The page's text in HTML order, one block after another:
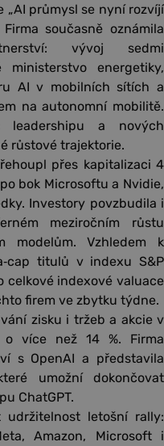
„AI průmysl se nyní rozvíjí
současně oznámila
vývoj sedmi
energetiky,
AI v mobilních sítích a
na autonomní mobilitě.
leadershipu a nových
růstové trajektorie.
přes kapitalizaci 4
bok Microsoftu a Nvidie,
Investory povzbudila i
meziročním růstu
modelům. Vzhledem k
titulů v indexu S&P
celkové indexové valuace
firem ve zbytku týdne.
zisku i tržeb a akcie v
o více než 14 %. Firma
s OpenAI a představila
umožní dokončovat
ChatGPT.
letošní rally:
Amazon, Microsoft i